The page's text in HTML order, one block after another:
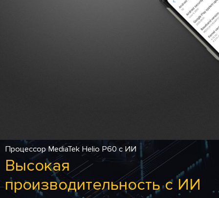
Процессор MediaTek Helio P60 с ИИ
Высокая
производительность с ИИ